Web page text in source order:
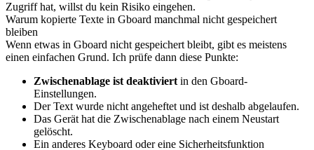
Zugriff hat, willst du kein Risiko eingehen.
Warum kopierte Texte in Gboard manchmal nicht gespeichert
bleiben
Wenn etwas in Gboard nicht gespeichert bleibt, gibt es meistens
einen einfachen Grund. Ich prüfe dann diese Punkte:
Zwischenablage ist deaktiviert in den Gboard-
Einstellungen.
Der Text wurde nicht angeheftet und ist deshalb abgelaufen.
Das Gerät hat die Zwischenablage nach einem Neustart
gelöscht.
Ein anderes Keyboard oder eine Sicherheitsfunktion